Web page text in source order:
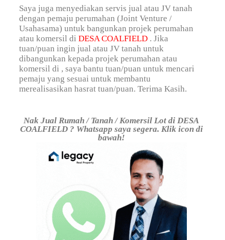
Saya juga menyediakan servis jual atau JV tanah
dengan pemaju perumahan (Joint Venture /
Usahasama) untuk bangunkan projek perumahan
atau komersil diDESA COALFIELD . Jika
tuan/puan ingin jual atau JV tanah untuk
dibangunkan kepada projek perumahan atau
komersil di , saya bantu tuan/puan untuk mencari
pemaju yang sesuai untuk membantu
merealisasikan hasrat tuan/puan. Terima Kasih.
Nak Jual Rumah / Tanah / Komersil Lot di DESA
COALFIELD ? Whatsapp saya segera. Klik icon di
bawah!